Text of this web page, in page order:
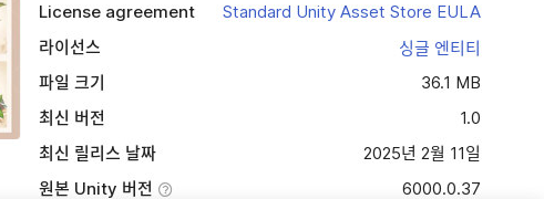
License agreement
Standard Unity Asset Store EULA
라이선스
싱글 엔티티
파일 크기
36.1 MB
최신 버전
1.0
최신 릴리스 날짜
2025년 2월 11일
원본 Unity 버전
6000.0.37